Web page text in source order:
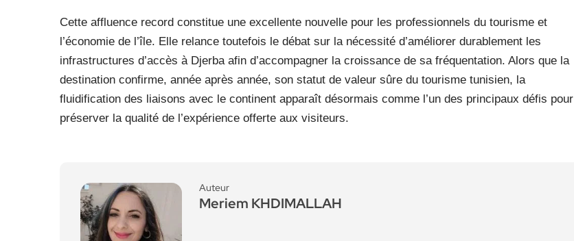
Cette affluence record constitue une excellente nouvelle pour les professionnels du tourisme et
l’économie de l’île. Elle relance toutefois le débat sur la nécessité d’améliorer durablement les
infrastructures d’accès à Djerba afin d’accompagner la croissance de sa fréquentation. Alors que la
destination confirme, année après année, son statut de valeur sûre du tourisme tunisien, la
fluidification des liaisons avec le continent apparaît désormais comme l’un des principaux défis pour
préserver la qualité de l’expérience offerte aux visiteurs.
Auteur
Meriem KHDIMALLAH